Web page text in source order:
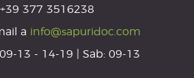
377 3516238
a info@sapuridoc.com
13 - 14-19 | Sab: 09-13